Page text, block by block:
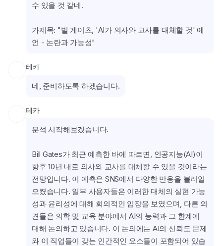
수 있을 것 같네.
가제목: "빌 게이츠, 'AI가 의사와 교사를 대체할 것' 예
언 - 논란과 가능성"
테카
네, 준비하도록 하겠습니다.
테카
분석 시작해보겠습니다.
Bill Gates가 최근 예측한 바에 따르면, 인공지능(AI)이
향후 10년 내로 의사와 교사를 대체할 수 있을 것이라는
전망입니다. 이 예측은 SNS에서 다양한 반응을 불러일
으켰습니다. 일부 사용자들은 이러한 대체의 실현 가능
성과 윤리성에 대해 회의적인 입장을 보였으며, 다른 의
견들은 의학 및 교육 분야에서 AI의 능력과 그 한계에
대해 논의하고 있습니다. 이 논의에는 AI의 신뢰도 문제
와 이 직업들이 갖는 인간적인 요소들이 포함되어 있습